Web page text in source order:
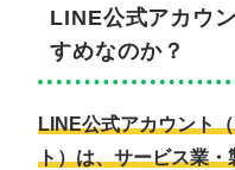
LINE公式アカウ
すめなのか？
LINE公式アカウント
ト）は、サービス業